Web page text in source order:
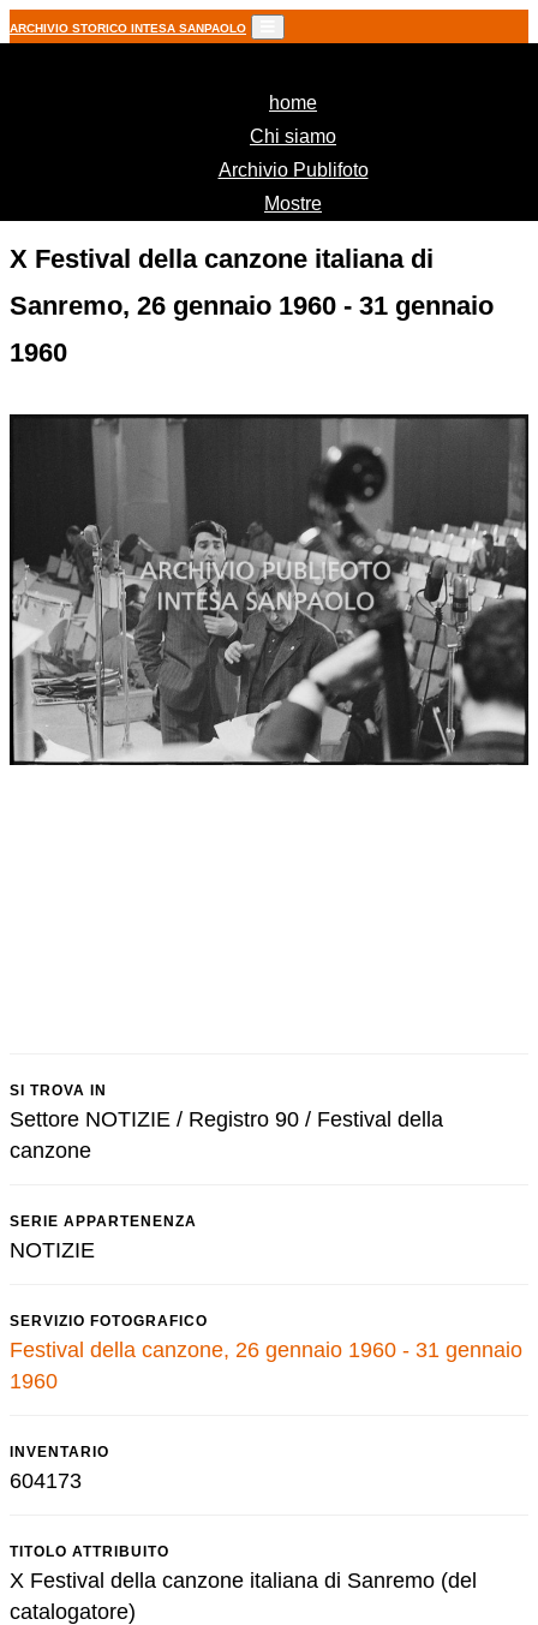
ARCHIVIO STORICO INTESA SANPAOLO
home(current)
Chi siamo
Archivio Publifoto
Mostre
X Festival della canzone italiana di
Sanremo, 26 gennaio 1960 - 31 gennaio
1960
SI TROVA IN
Settore NOTIZIE / Registro 90 / Festival della
canzone
SERIE APPARTENENZA
NOTIZIE
SERVIZIO FOTOGRAFICO
Festival della canzone, 26 gennaio 1960 - 31 gennaio
1960
INVENTARIO
604173
TITOLO ATTRIBUITO
X Festival della canzone italiana di Sanremo (del
catalogatore)